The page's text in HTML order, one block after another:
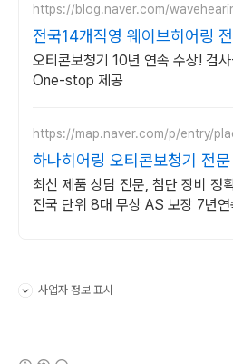
https://blog.naver.com/
전국14개직영 웨이브히어링
오티콘보청기 10년 연속 수상! 검
One-stop 제공
https://map.naver.com/p/entry/
하나히어링 오티콘보청기 전문
말 하나도 놓치지 않게
최신 제품 상담 전문, 첨단 장비 정
전국 단위 8대 무상 AS 보장 7년연
사업자 정보 표시